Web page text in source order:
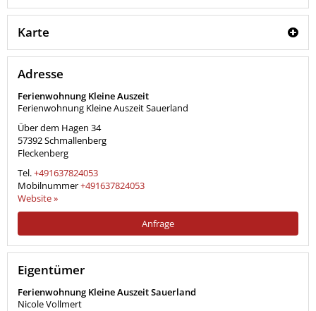
Karte
Adresse
Ferienwohnung Kleine Auszeit
Ferienwohnung Kleine Auszeit Sauerland
Über dem Hagen 34
57392Schmallenberg
Fleckenberg
Tel.+491637824053
Mobilnummer+491637824053
Website »
Anfrage
Eigentümer
Ferienwohnung Kleine Auszeit Sauerland
Nicole Vollmert